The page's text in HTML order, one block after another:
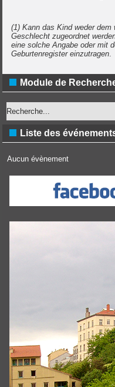
(1) Kann das Kind weder
Geschlecht zugeordnet
eine solche Angabe oder mit
Geburtenregister einzutragen
Module de
Liste des
Aucun évènement